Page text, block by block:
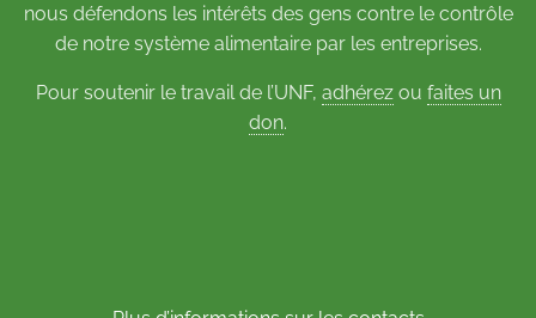
nous défendons les intérêts des gens contre le contrôle
de notre système alimentaire par les entreprises.
Pour soutenir le travail de l’UNF, adhérezou faites un
don.